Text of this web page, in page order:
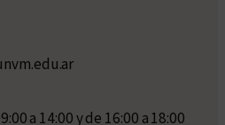
a 14:00 y de 16:00 a 18:00